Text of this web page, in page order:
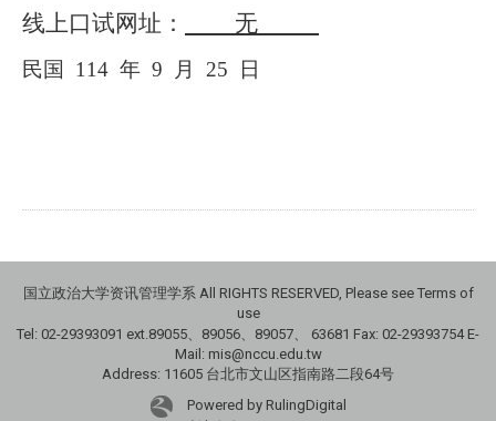
线上口试网址：
无
民国 114 年 9 月 25 日
国立政治大学资讯管理学系 All RIGHTS RESERVED, Please see Terms of
use
Tel: 02-29393091 ext.89055、89056、89057、
63681 Fax: 02-29393754 E-
Mail: mis@nccu.edu.tw
Address: 11605 台北市文山区指南路二段64号
Powered by RulingDigital